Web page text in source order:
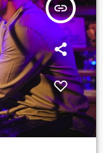
insert_link